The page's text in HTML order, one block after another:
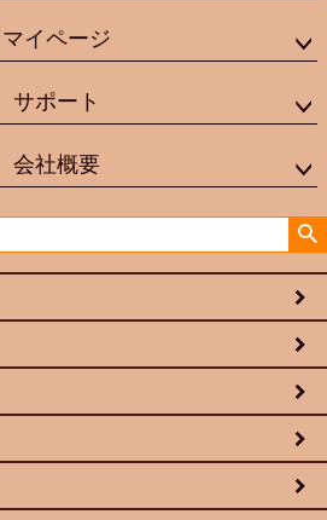
マイページ
サポート
会社概要